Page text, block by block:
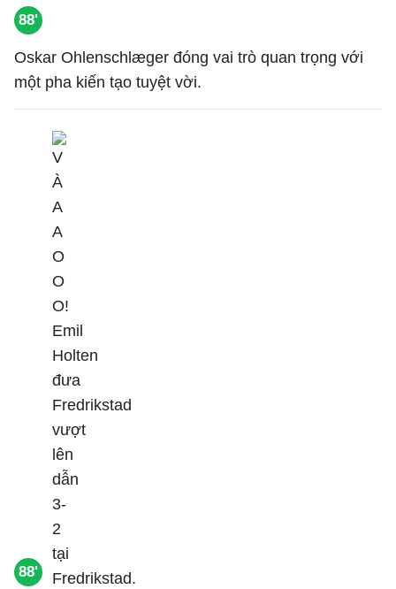
88'
Oskar Ohlenschlæger đóng vai trò quan trọng với
một pha kiến tạo tuyệt vời.
88'